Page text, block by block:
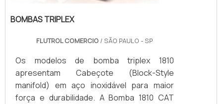
BOMBAS TRIPLEX
FLUTROL COMERCIO / SÃO PAULO - SP
Os modelos de bomba triplex 1810
apresentam Cabeçote (Block-Style
manifold) em aço inoxidável para maior
força e durabilidade. A Bomba 1810 CAT